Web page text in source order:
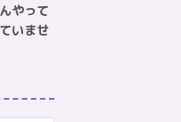
やって
いませ